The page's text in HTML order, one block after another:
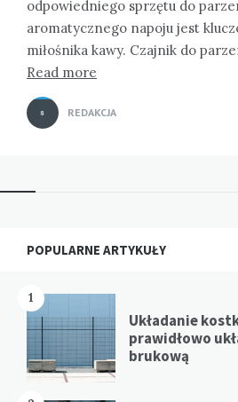
odpowiedniego sprzętu do
aromatycznego napoju jest
miłośnika kawy. Czajnik do
Read more
REDAKCJA
Widgets
POPULARNE ARTYKUŁY
1
Układanie
prawidłowo
brukową